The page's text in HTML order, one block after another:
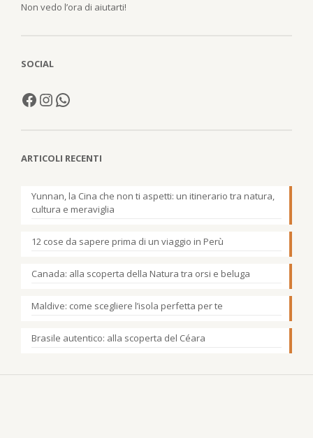
Non vedo l’ora di aiutarti!
SOCIAL
ARTICOLI RECENTI
Yunnan, la Cina che non ti aspetti: un itinerario tra natura,
cultura e meraviglia
12 cose da sapere prima di un viaggio in Perù
Canada: alla scoperta della Natura tra orsi e beluga
Maldive: come scegliere l’isola perfetta per te
Brasile autentico: alla scoperta del Céara